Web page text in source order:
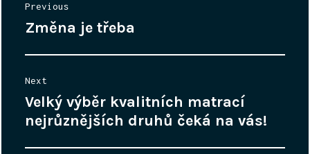
pro
Previous
Previous
Změna je třeba
Next
Next
post:
Velký výběr kvalitních matrací
nejrůznějších druhů čeká na vás!